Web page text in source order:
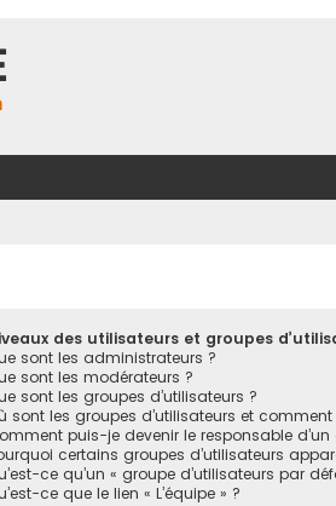
des utilisateurs et groupes
sont les administrateurs ?
sont les modérateurs ?
sont les groupes d’utilisateurs ?
sont les groupes d’utilisateurs et
puis-je devenir le responsable d’un
certains groupes d’utilisateurs
ce qu’un « groupe d’utilisateurs par
ce que le lien « L’équipe » ?